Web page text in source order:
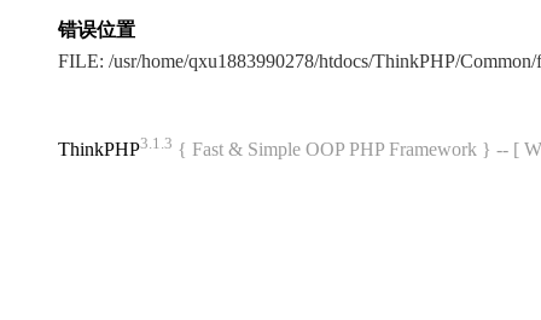
错误位置
FILE: /usr/home/qxu1883990278/htdocs/ThinkPHP/
ThinkPHP3.1.3 { Fast & Simple OOP PHP Framework } -- [